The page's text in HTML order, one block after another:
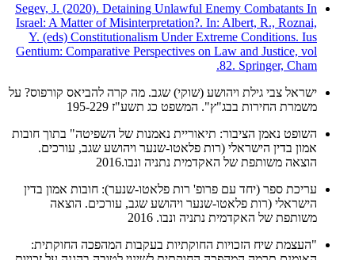
Segev, J. (2020). Detaining Unlawful Enemy Combatants In
Israel: A Matter of Misinterpretation?. In: Albert, R., Roznai,
Y. (eds) Constitutionalism Under Extreme Conditions. Ius
Gentium: Comparative Perspectives on Law and Justice, vol
82. Springer, Cham.
ישראל צבי גילת ויהושע (שוקי) שגב. מה קרה להביאס קורפוס? על
משמרת החירות בבג"ץ". המשפט כג תשע"ז 195-229
השופט נאמן הציבור: תיאוריית נאמנות של השפיטה" בתוך חובות
אמון בדין הישראלי (רות פלאטו-שנער ויהושע שגב, עורכים.
הוצאה משותפת של האקדמית נתניה ונבו.2016
עריכת ספר (יחד עם פרופ' רות פלאטו-שנער): חובות אמון בדין
הישראלי (רות פלאטו-שנער ויהושע שגב, עורכים. הוצאה
משותפת של האקדמית נתניה ונבו. 2016
"העצמת שיח הזכויות החוקתיות בעקבות המהפכה החוקתית: